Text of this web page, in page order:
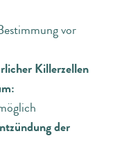
vor
Killerzellen
der